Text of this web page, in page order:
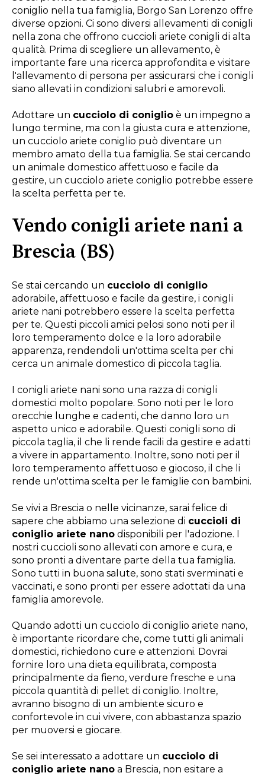
coniglio nella tua famiglia, Borgo San Lorenzo offre
diverse opzioni. Ci sono diversi allevamenti di conigli
nella zona che offrono cuccioli ariete conigli di alta
qualità. Prima di scegliere un allevamento, è
importante fare una ricerca approfondita e visitare
l'allevamento di persona per assicurarsi che i conigli
siano allevati in condizioni salubri e amorevoli.
Adottare un cucciolo di coniglio è un impegno a
lungo termine, ma con la giusta cura e attenzione,
un cucciolo ariete coniglio può diventare un
membro amato della tua famiglia. Se stai cercando
un animale domestico affettuoso e facile da
gestire, un cucciolo ariete coniglio potrebbe essere
la scelta perfetta per te.
Vendo conigli ariete nani a
Brescia (BS)
Se stai cercando un cucciolo di coniglio
adorabile, affettuoso e facile da gestire, i conigli
ariete nani potrebbero essere la scelta perfetta
per te. Questi piccoli amici pelosi sono noti per il
loro temperamento dolce e la loro adorabile
apparenza, rendendoli un'ottima scelta per chi
cerca un animale domestico di piccola taglia.
I conigli ariete nani sono una razza di conigli
domestici molto popolare. Sono noti per le loro
orecchie lunghe e cadenti, che danno loro un
aspetto unico e adorabile. Questi conigli sono di
piccola taglia, il che li rende facili da gestire e adatti
a vivere in appartamento. Inoltre, sono noti per il
loro temperamento affettuoso e giocoso, il che li
rende un'ottima scelta per le famiglie con bambini.
Se vivi a Brescia o nelle vicinanze, sarai felice di
sapere che abbiamo una selezione di cuccioli di
coniglio ariete nano disponibili per l'adozione. I
nostri cuccioli sono allevati con amore e cura, e
sono pronti a diventare parte della tua famiglia.
Sono tutti in buona salute, sono stati sverminati e
vaccinati, e sono pronti per essere adottati da una
famiglia amorevole.
Quando adotti un cucciolo di coniglio ariete nano,
è importante ricordare che, come tutti gli animali
domestici, richiedono cure e attenzioni. Dovrai
fornire loro una dieta equilibrata, composta
principalmente da fieno, verdure fresche e una
piccola quantità di pellet di coniglio. Inoltre,
avranno bisogno di un ambiente sicuro e
confortevole in cui vivere, con abbastanza spazio
per muoversi e giocare.
Se sei interessato a adottare un cucciolo di
coniglio ariete nano a Brescia, non esitare a